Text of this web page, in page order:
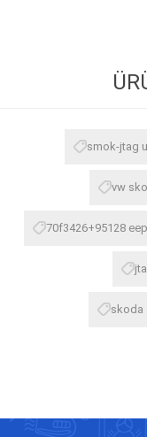
smok-jtag
vw
70f3426+95128
skoda